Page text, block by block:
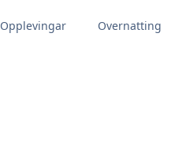
Opplevingar Overnatting